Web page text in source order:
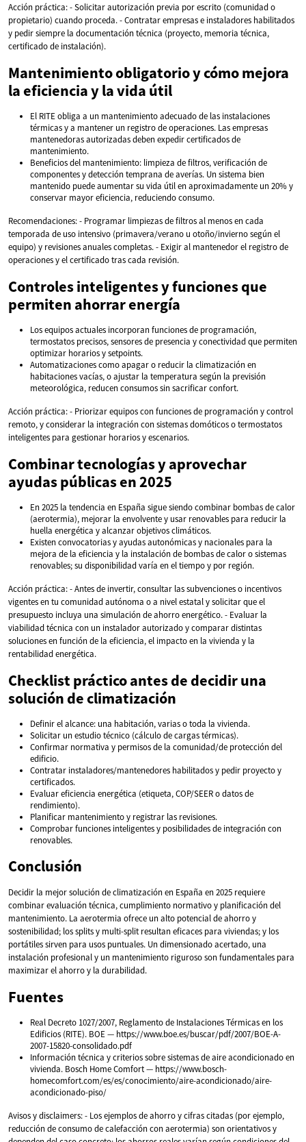
Acción práctica: - Solicitar autorización previa por escrito (comunidad o
propietario) cuando proceda. - Contratar empresas e instaladores habilitados
y pedir siempre la documentación técnica (proyecto, memoria técnica,
certificado de instalación).
Mantenimiento obligatorio y cómo mejora
la eficiencia y la vida útil
El RITE obliga a un mantenimiento adecuado de las instalaciones
térmicas y a mantener un registro de operaciones. Las empresas
mantenedoras autorizadas deben expedir certificados de
mantenimiento.
Beneficios del mantenimiento: limpieza de filtros, verificación de
componentes y detección temprana de averías. Un sistema bien
mantenido puede aumentar su vida útil en aproximadamente un 20% y
conservar mayor eficiencia, reduciendo consumo.
Recomendaciones: - Programar limpiezas de filtros al menos en cada
temporada de uso intensivo (primavera/verano u otoño/invierno según el
equipo) y revisiones anuales completas. - Exigir al mantenedor el registro de
operaciones y el certificado tras cada revisión.
Controles inteligentes y funciones que
permiten ahorrar energía
Los equipos actuales incorporan funciones de programación,
termostatos precisos, sensores de presencia y conectividad que permiten
optimizar horarios y setpoints.
Automatizaciones como apagar o reducir la climatización en
habitaciones vacías, o ajustar la temperatura según la previsión
meteorológica, reducen consumos sin sacrificar confort.
Acción práctica: - Priorizar equipos con funciones de programación y control
remoto, y considerar la integración con sistemas domóticos o termostatos
inteligentes para gestionar horarios y escenarios.
Combinar tecnologías y aprovechar
ayudas públicas en 2025
En 2025 la tendencia en España sigue siendo combinar bombas de calor
(aerotermia), mejorar la envolvente y usar renovables para reducir la
huella energética y alcanzar objetivos climáticos.
Existen convocatorias y ayudas autonómicas y nacionales para la
mejora de la eficiencia y la instalación de bombas de calor o sistemas
renovables; su disponibilidad varía en el tiempo y por región.
Acción práctica: - Antes de invertir, consultar las subvenciones o incentivos
vigentes en tu comunidad autónoma o a nivel estatal y solicitar que el
presupuesto incluya una simulación de ahorro energético. - Evaluar la
viabilidad técnica con un instalador autorizado y comparar distintas
soluciones en función de la eficiencia, el impacto en la vivienda y la
rentabilidad energética.
Checklist práctico antes de decidir una
solución de climatización
Definir el alcance: una habitación, varias o toda la vivienda.
Solicitar un estudio técnico (cálculo de cargas térmicas).
Confirmar normativa y permisos de la comunidad/de protección del
edificio.
Contratar instaladores/mantenedores habilitados y pedir proyecto y
certificados.
Evaluar eficiencia energética (etiqueta, COP/SEER o datos de
rendimiento).
Planificar mantenimiento y registrar las revisiones.
Comprobar funciones inteligentes y posibilidades de integración con
renovables.
Conclusión
Decidir la mejor solución de climatización en España en 2025 requiere
combinar evaluación técnica, cumplimiento normativo y planificación del
mantenimiento. La aerotermia ofrece un alto potencial de ahorro y
sostenibilidad; los splits y multi-split resultan eficaces para viviendas; y los
portátiles sirven para usos puntuales. Un dimensionado acertado, una
instalación profesional y un mantenimiento riguroso son fundamentales para
maximizar el ahorro y la durabilidad.
Fuentes
Real Decreto 1027/2007, Reglamento de Instalaciones Térmicas en los
Edificios (RITE). BOE — https://www.boe.es/buscar/pdf/2007/BOE-A-
2007-15820-consolidado.pdf
Información técnica y criterios sobre sistemas de aire acondicionado en
vivienda. Bosch Home Comfort — https://www.bosch-
homecomfort.com/es/es/conocimiento/aire-acondicionado/aire-
acondicionado-piso/
Avisos y disclaimers: - Los ejemplos de ahorro y cifras citadas (por ejemplo,
reducción de consumo de calefacción con aerotermia) son orientativos y